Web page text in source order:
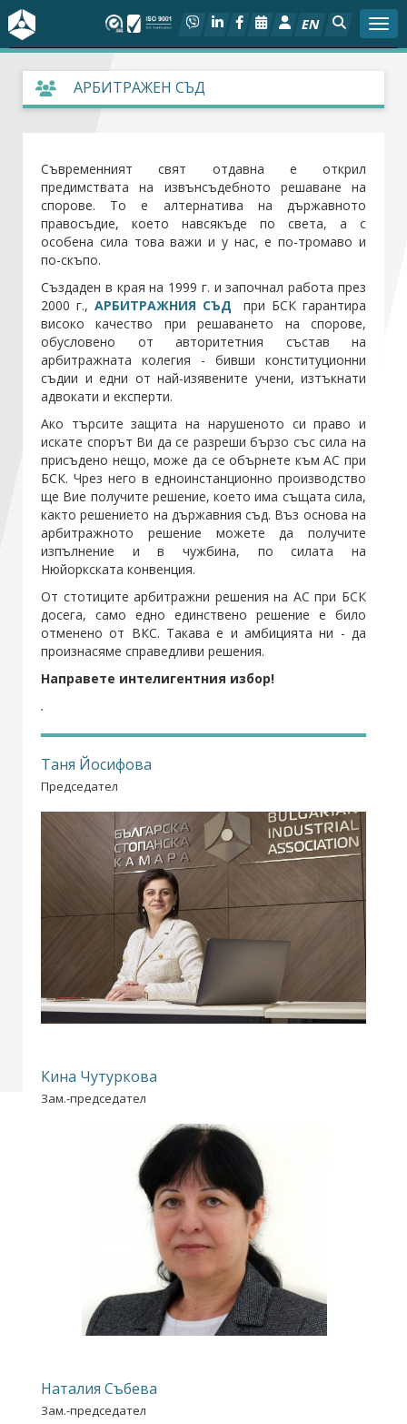
EN
За БСК
Актуално
Социален диалог
Дейности
Арбитражен съд
Проекти
Членове
Стани член
Абонирайте се!
АРБИТРАЖЕН СЪД
Съвременният свят отдавна е открил
предимствата на извънсъдебното решаване на
спорове. То е алтернатива на държавното
правосъдие, което навсякъде по света, а с
особена сила това важи и у нас, е по-тромаво и
по-скъпо.
Създаден в края на 1999 г. и започнал работа през
2000 г., АРБИТРАЖНИЯ СЪД
при БСК гарантира
високо качество при решаването на спорове,
обусловено от авторитетния състав на
арбитражната колегия - бивши конституционни
съдии и едни от най-изявените учени, изтъкнати
адвокати и експерти.
Ако търсите защита на нарушеното си право и
искате спорът Ви да се разреши бързо със сила на
присъдено нещо, може да се обърнете към АС при
БСК. Чрез него в едноинстанционно производство
ще Вие получите решение, което има съща­та сила,
както решението на държавния съд. Въз основа на
арбитражното решение можете да получите
изпълнение и в чужбина, по силата на
Нюйоркската конвенция.
От стотиците арбитражни решения на АС при БСК
досега, само едно единствено решение е било
отменено от ВКС. Такава е и амбицията ни - да
произнасяме справедливи решения.
Направете интелигентния избор!
.
Таня Йосифова
Председател
Кина Чутуркова
Зам.-председател
Наталия Събева
Зам.-председател